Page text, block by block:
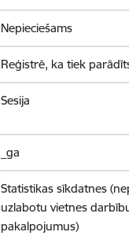
Nepieciešams
Reģistrē, ka tiek
Sesija
_ga
Statistikas sīkdatnes
uzlabotu vietnes
pakalpojumus)